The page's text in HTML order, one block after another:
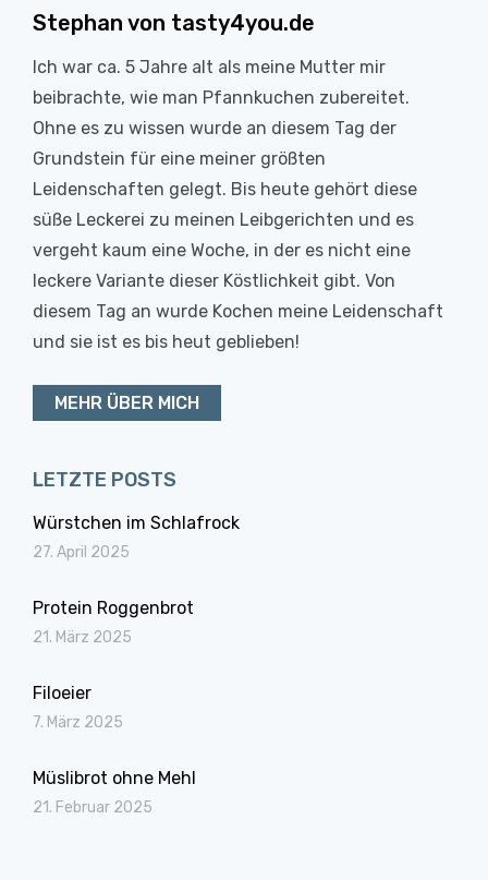
Stephan von tasty4you.de
Ich war ca. 5 Jahre alt als meine Mutter mir
beibrachte, wie man Pfannkuchen zubereitet.
Ohne es zu wissen wurde an diesem Tag der
Grundstein für eine meiner größten
Leidenschaften gelegt. Bis heute gehört diese
süße Leckerei zu meinen Leibgerichten und es
vergeht kaum eine Woche, in der es nicht eine
leckere Variante dieser Köstlichkeit gibt. Von
diesem Tag an wurde Kochen meine Leidenschaft
und sie ist es bis heut geblieben!
MEHR ÜBER MICH
LETZTE POSTS
Würstchen im Schlafrock
27. April 2025
Protein Roggenbrot
21. März 2025
Filoeier
7. März 2025
Müslibrot ohne Mehl
21. Februar 2025